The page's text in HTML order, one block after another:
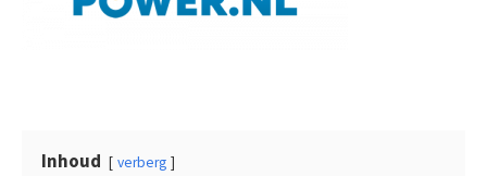
Inhoud verberg